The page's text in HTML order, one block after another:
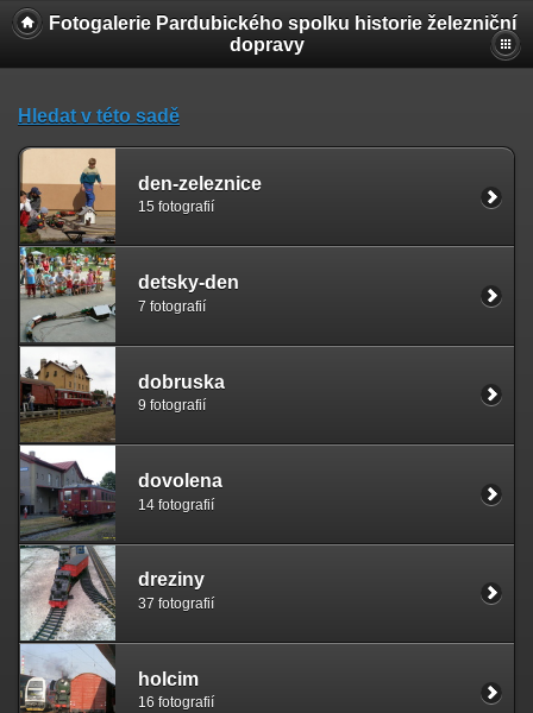
Fotogalerie Pardubického spolku historie železniční
dopravy
Hledat v této sadě
den-zeleznice
15 fotografií
detsky-den
7 fotografií
dobruska
9 fotografií
dovolena
14 fotografií
dreziny
37 fotografií
holcim
16 fotografií